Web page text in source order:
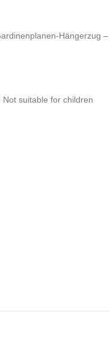
Hängerzug –
suitable for children